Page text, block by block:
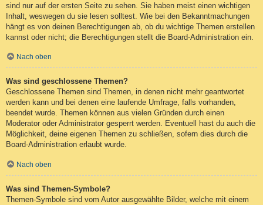
sind nur auf der ersten Seite zu sehen. Sie haben meist einen wichtigen
Inhalt, weswegen du sie lesen solltest. Wie bei den Bekanntmachungen
hängt es von deinen Berechtigungen ab, ob du wichtige Themen erstellen
kannst oder nicht; die Berechtigungen stellt die Board-Administration ein.
Nach oben
Was sind geschlossene Themen?
Geschlossene Themen sind Themen, in denen nicht mehr geantwortet
werden kann und bei denen eine laufende Umfrage, falls vorhanden,
beendet wurde. Themen können aus vielen Gründen durch einen
Moderator oder Administrator gesperrt werden. Eventuell hast du auch die
Möglichkeit, deine eigenen Themen zu schließen, sofern dies durch die
Board-Administration erlaubt wurde.
Nach oben
Was sind Themen-Symbole?
Themen-Symbole sind vom Autor ausgewählte Bilder, welche mit einem